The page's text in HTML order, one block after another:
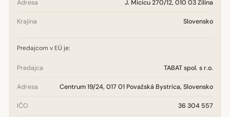
Adresa J. Micicu 270/12, 010 03 Žilina
Krajina Slovensko
Predajcom v EÚ je:
Predajca TABAT spol. s r.o.
Adresa Centrum 19/24, 017 01 Považská Bystrica, Slovensko
IČO 36 304 557